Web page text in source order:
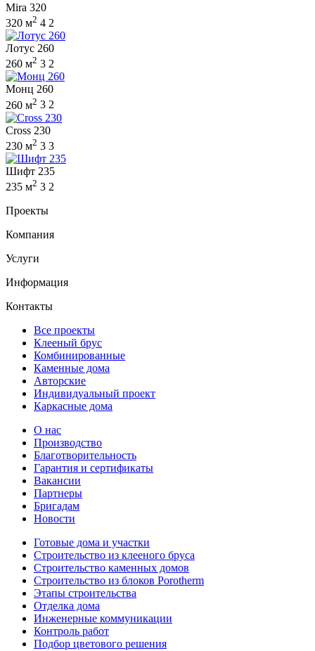
Mira 320
320 м2 4 2
Лотус 260
260 м2 3 2
Монц 260
260 м2 3 2
Cross 230
230 м2 3 3
Шифт 235
235 м2 3 2
Проекты
Компания
Услуги
Информация
Контакты
Все проекты
Клееный брус
Комбинированные
Каменные дома
Авторские
Индивидуальный проект
Каркасные дома
О нас
Производство
Благотворительность
Гарантия и сертификаты
Вакансии
Партнеры
Бригадам
Новости
Готовые дома и участки
Строительство из клееного бруса
Строительство каменных домов
Строительство из блоков Porotherm
Этапы строительства
Отделка дома
Инженерные коммуникации
Контроль работ
Подбор цветового решения